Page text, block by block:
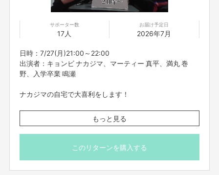
お家でもお笑いを楽しんでもらえたらうれしいです！！
参加方法は支援者の方に、 リターン実施2時間前までに
FANYクラウドファンディングメッセージ機能
にて個別でお送りいたしま
す。
ざいます。
ーーーーーーー
・タイトルに日付が入っているものは、その日その時間での開催となりま
す。同じ企画でも、日時が違いますので注意してご購入ください。
・一度購入いただいたものは、キャンセルができません。必ず予定が合うも
サポーター数
17人
お届け予定日
2026年7月
日時：7/27(月)21:00～22:00
出演者：キョンビ ナカジマ、マーティー 真平、満丸 巻
野、入学卒業 鳴瀬
ナカジマの自宅で大喜利をします！
※こちらのリターンは7/23(木)23:59までお買い求め頂け
ます。
※出演者は変更になる場合がありますので予めご了承くだ
さい。変更になった場合の返金は致しかねます。
もっと見る
このリターンを購入する